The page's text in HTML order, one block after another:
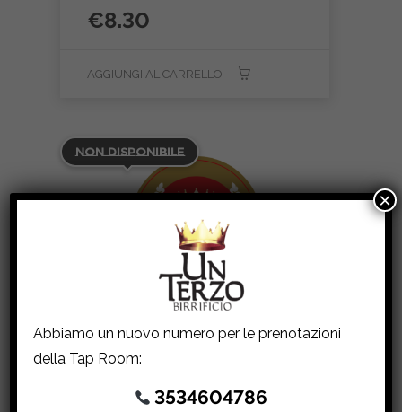
€8.30
AGGIUNGI AL CARRELLO
Non Disponibile
Abbiamo un nuovo numero per le prenotazioni
della Tap Room:
3534604786
×